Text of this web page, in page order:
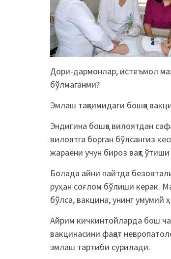
Дори-дармонлар, истеъмол
бўлмаганми?
Эмлаш тақвимидаги бошқа
Эндигина бошқа вилоятдан
вилоятга борган бўлсангиз
жараёни учун бироз вақт
Болада айни пайтда
руҳан соғлом бўлиши керак.
бўлса, вакцина, унинг умумий
Айрим кичкинтойларда бош
вакцинасини фақат
эмлаш тартиби сурилади.